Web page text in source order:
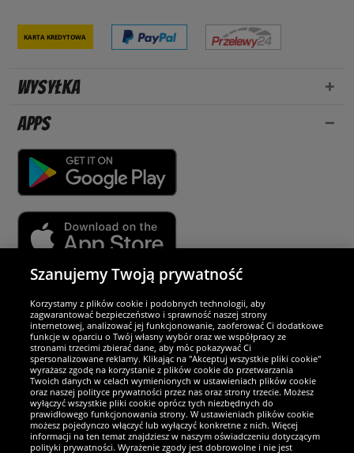
Karta kredytowa
Wysyłka
Apps
Partnerzy i bezpieczeństwo
Jesteśmy wyjątkowi
Szanujemy Twoją prywatność
Korzystamy z plików cookie i podobnych technologii, aby
zagwarantować bezpieczeństwo i sprawność naszej strony
internetowej, analizować jej funkcjonowanie, zaoferować Ci dodatkowe
funkcje w oparciu o Twój własny wybór oraz we współpracy ze
stronami trzecimi zbierać dane, aby móc pokazywać Ci
spersonalizowane reklamy. Klikając na "Akceptuj wszystkie pliki cookie"
wyrażasz zgodę na korzystanie z plików cookie do przetwarzania
Twoich danych w celach wymienionych w ustawieniach plików cookie
oraz naszej polityce prywatności przez nas oraz strony trzecie. Możesz
wyłączyć wszystkie pliki cookie oprócz tych niezbędnych do
prawidłowego funkcjonowania strony. W ustawieniach plików cookie
możesz pojedynczo włączyć lub wyłączyć konkretne z nich. Więcej
informacji na ten temat znajdziesz w naszym oświadczeniu dotyczącym
polityki prywatności. Wyrażenie zgody jest dobrowolne i nie jest